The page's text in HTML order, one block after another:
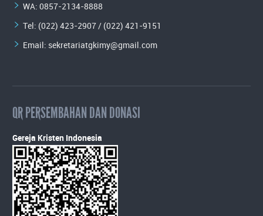
WA: 0857-2134-8888
Tel: (022) 423-2907 / (022) 421-9151
Email: sekretariatgkimy@gmail.com
QR PERSEMBAHAN DAN DONASI
Gereja Kristen Indonesia